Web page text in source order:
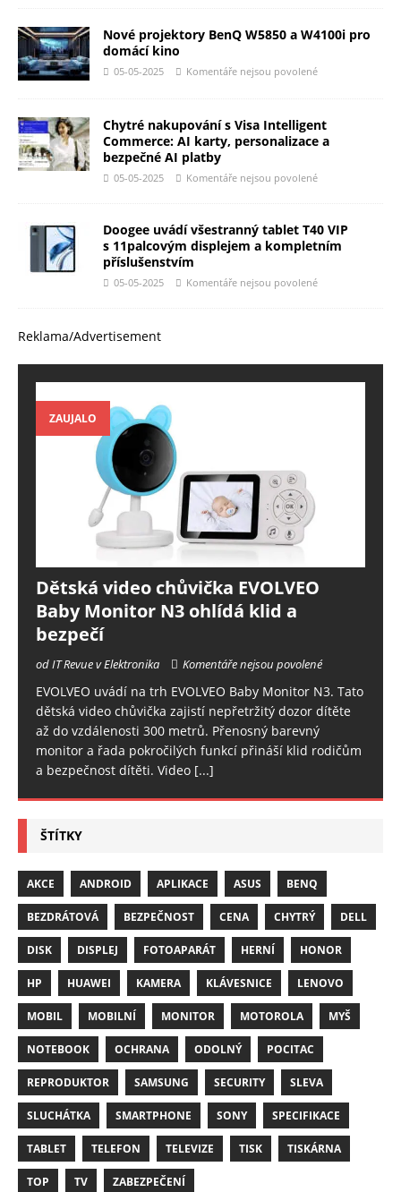
Nové projektory BenQ W5850 a W4100i pro
domácí kino
05-05-2025 Komentáře nejsou povolené
Chytré nakupování s Visa Intelligent
Commerce: AI karty, personalizace a
bezpečné AI platby
05-05-2025 Komentáře nejsou povolené
Doogee uvádí všestranný tablet T40 VIP
s 11palcovým displejem a kompletním
příslušenstvím
05-05-2025 Komentáře nejsou povolené
Reklama/Advertisement
ZAUJALO
Dětská video chůvička EVOLVEO
Baby Monitor N3 ohlídá klid a
bezpečí
od IT Revue v Elektronika Komentáře nejsou povolené
EVOLVEO uvádí na trh EVOLVEO Baby Monitor N3. Tato
dětská video chůvička zajistí nepřetržitý dozor dítěte
až do vzdálenosti 300 metrů. Přenosný barevný
monitor a řada pokročilých funkcí přináší klid rodičům
a bezpečnost dítěti. Video [...]
ŠTÍTKY
AKCE ANDROID APLIKACE ASUS BENQ
BEZDRÁTOVÁ BEZPEČNOST CENA CHYTRÝ DELL
DISK DISPLEJ FOTOAPARÁT HERNÍ HONOR
HP HUAWEI KAMERA KLÁVESNICE LENOVO
MOBIL MOBILNÍ MONITOR MOTOROLA MYŠ
NOTEBOOK OCHRANA ODOLNÝ POCITAC
REPRODUKTOR SAMSUNG SECURITY SLEVA
SLUCHÁTKA SMARTPHONE SONY SPECIFIKACE
TABLET TELEFON TELEVIZE TISK TISKÁRNA
TOP TV ZABEZPEČENÍ